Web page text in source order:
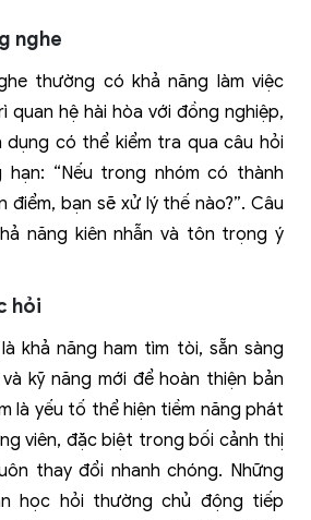
nghe
thường có khả năng làm việc
quan hệ hài hòa với đồng nghiệp,
dụng có thể kiểm tra qua câu hỏi
hạn: “Nếu trong nhóm có thành
điểm, bạn sẽ xử lý thế nào?”. Câu
năng kiên nhẫn và tôn trọng ý
hỏi
khả năng ham tìm tòi, sẵn sàng
kỹ năng mới để hoàn thiện bản
là yếu tố thể hiện tiềm năng phát
viên, đặc biệt trong bối cảnh thị
thay đổi nhanh chóng. Những
học hỏi thường chủ động tiếp